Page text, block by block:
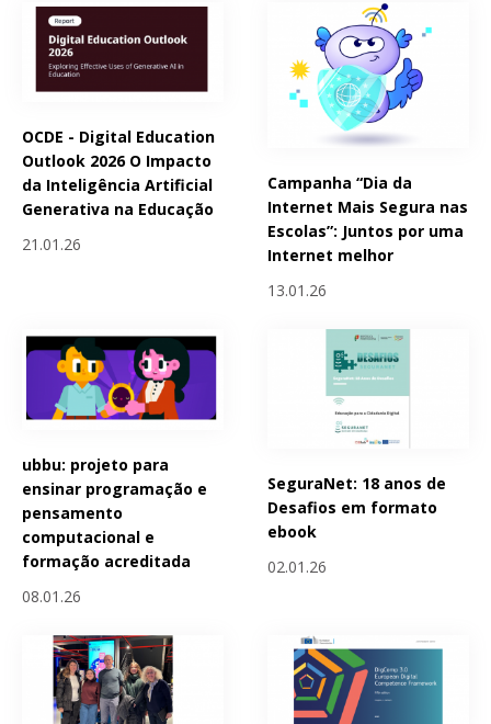
OCDE - Digital Education
Outlook 2026 O Impacto
da Inteligência Artificial
Generativa na Educação
21.01.26
Campanha “Dia da
Internet Mais Segura nas
Escolas”: Juntos por uma
Internet melhor
13.01.26
ubbu: projeto para
ensinar programação e
pensamento
computacional e
formação acreditada
08.01.26
SeguraNet: 18 anos de
Desafios em formato
ebook
02.01.26